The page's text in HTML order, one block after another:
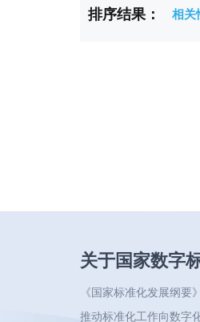
排序结果： 相关
关于国家数字
《国家标准化发展纲要
推动标准化工作向数字